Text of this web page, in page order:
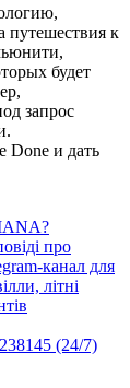
путешествия к
будет
запрос
Donе и дать
про
канал для
літні
(24/7)